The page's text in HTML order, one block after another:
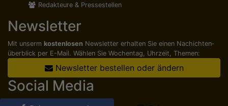
Redakteure & Pressestellen
Newsletter
Mit unserm kostenlosen Newsletter erhalten Sie einen Nachichten­
überblick per E-Mail. Wählen Sie Wochentag, Uhrzeit, Themen:
Newsletter bestellen oder ändern
Social Media